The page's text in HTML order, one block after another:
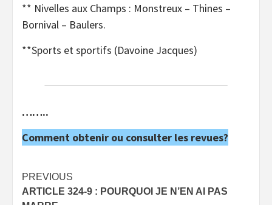
** Nivelles aux Champs : Monstreux – Thines –
Bornival – Baulers.
**Sports et sportifs (Davoine Jacques)
……..
Comment obtenir ou consulter les revues?
Post
navigation
PREVIOUS
ARTICLE 324-9 : POURQUOI JE N’EN AI PAS